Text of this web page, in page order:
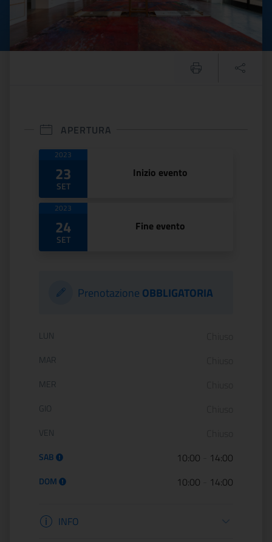
APERTURA
Date di apertura
2023
23
SET
Inizio evento
2023
24
SET
Fine evento
Prenotazione OBBLIGATORIA
Orario di apertura:
LUN
MAR
MER
GIO
VEN
SAB 10:00 14:00
DOM 10:00 14:00
Informazioni apertura
INFO